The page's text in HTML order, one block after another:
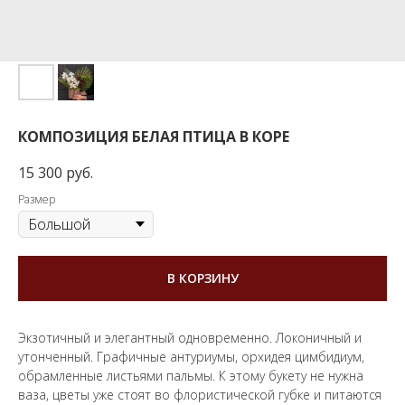
КОМПОЗИЦИЯ БЕЛАЯ ПТИЦА В КОРЕ
15 300 руб.
Размер
В КОРЗИНУ
Экзотичный и элегантный одновременно. Локоничный и
утонченный. Графичные антуриумы, орхидея цимбидиум,
обрамленные листьями пальмы. К этому букету не нужна
ваза, цветы уже стоят во флористической губке и питаются